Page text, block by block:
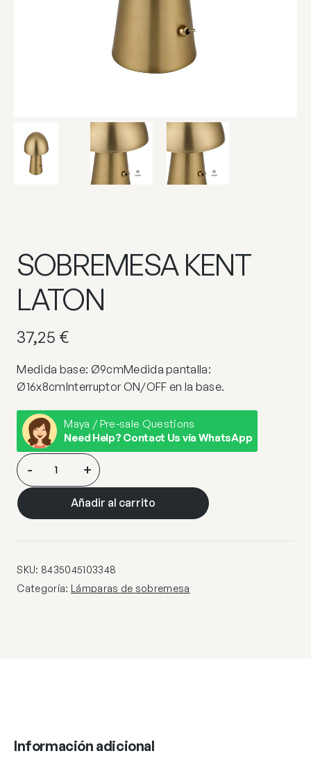
SOBREMESA KENT
LATON
37,25 €
Medida base: Ø9cmMedida pantalla:
Ø16x8cmInterruptor ON/OFF en la base.
Maya / Pre-sale Questions
Need Help? Contact Us via WhatsApp
SOBREMESA
KENT
LATON
cantidad
- +
Añadir al carrito
SKU: 8435045103348
Categoría: Lámparas de sobremesa
Información adicional